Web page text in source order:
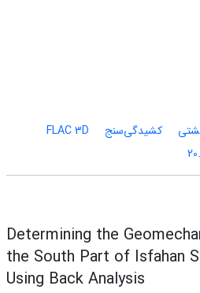
کشیدگی‌سنج
FLAC 3D
Determining the
the South Part of Isfahan
Using Back Analysis